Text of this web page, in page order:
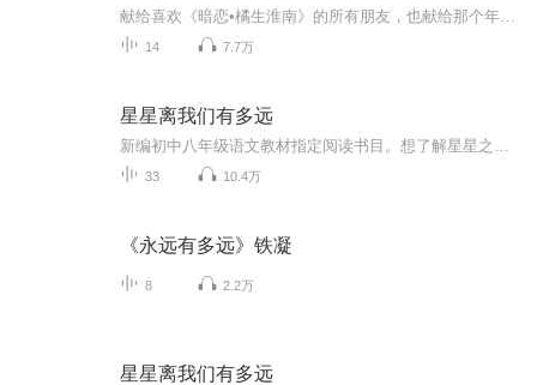
14 7.7万
星星离我们有多远
33 10.4万
《永远有多远》铁凝
8 2.2万
星星离我们有多远